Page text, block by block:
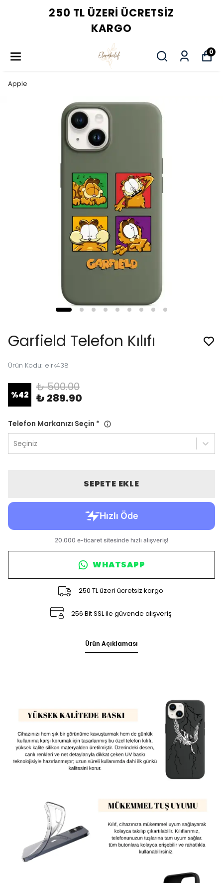
250 TL ÜZERI ÜCRETSIZ
KARGO
0
Apple
Garfield Telefon Kılıfı
Ürün Kodu: elrk438
%42
₺ 500.00
₺ 289.90
Telefon Markanızı Seçin *
Seçiniz
SEPETE EKLE
WHATSAPP
250 TL üzeri ücretsiz kargo
256 Bit SSL ile güvende alışveriş
Ürün Açıklaması